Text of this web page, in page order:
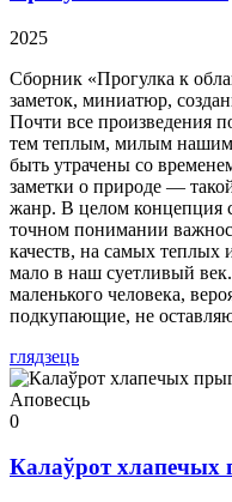
2025
Сборник «Прогулка к
заметок, миниатюр,
Почти все произведения
тем теплым, милым нашим
быть утрачены со
заметки о природе —
жанр. В целом концепция
точном понимании
качеств, на самых теплых
мало в наш суетливый
маленького человека,
подкупающие, не
глядзець
Аповесць
0
Калаўрот хлапечых